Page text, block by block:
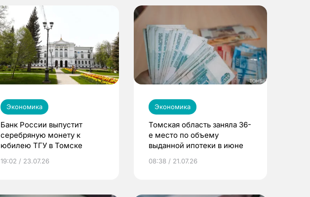
Экономика
Банк России выпустит
серебряную монету к
юбилею ТГУ в Томске
19:02 / 23.07.26
Экономика
Томская область заняла 36-
е место по объему
выданной ипотеки в июне
08:38 / 21.07.26